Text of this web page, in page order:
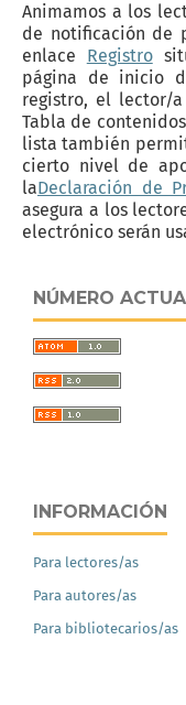
Animamos a los
de notificación de
enlace Registro
página de inicio
registro, el lector/
Tabla de
lista también
cierto nivel de
laDeclaración de
asegura a los
electrónico serán
NÚMERO
INFORMACIÓN
Para lectores/as
Para autores/as
Para bibliotecarios/as